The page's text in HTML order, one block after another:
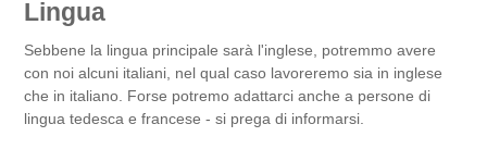
Lingua
Sebbene la lingua principale sarà l'inglese, potremmo avere
con noi alcuni italiani, nel qual caso lavoreremo sia in inglese
che in italiano. Forse potremo adattarci anche a persone di
lingua tedesca e francese - si prega di informarsi.